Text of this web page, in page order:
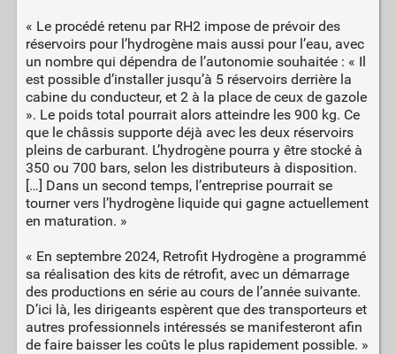
« Le procédé retenu par RH2 impose de prévoir des
réservoirs pour l’hydrogène mais aussi pour l’eau, avec
un nombre qui dépendra de l’autonomie souhaitée : « Il
est possible d’installer jusqu’à 5 réservoirs derrière la
cabine du conducteur, et 2 à la place de ceux de gazole
». Le poids total pourrait alors atteindre les 900 kg. Ce
que le châssis supporte déjà avec les deux réservoirs
pleins de carburant. L’hydrogène pourra y être stocké à
350 ou 700 bars, selon les distributeurs à disposition.
[…] Dans un second temps, l’entreprise pourrait se
tourner vers l’hydrogène liquide qui gagne actuellement
en maturation. »
« En septembre 2024, Retrofit Hydrogène a programmé
sa réalisation des kits de rétrofit, avec un démarrage
des productions en série au cours de l’année suivante.
D’ici là, les dirigeants espèrent que des transporteurs et
autres professionnels intéressés se manifesteront afin
de faire baisser les coûts le plus rapidement possible. »